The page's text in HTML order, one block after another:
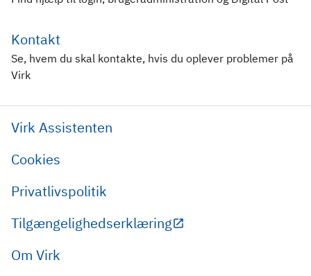
Kontakt
Se, hvem du skal kontakte, hvis du oplever problemer på
Virk
Virk Assistenten
Cookies
Privatlivspolitik
Tilgængelighedserklæring
Om Virk